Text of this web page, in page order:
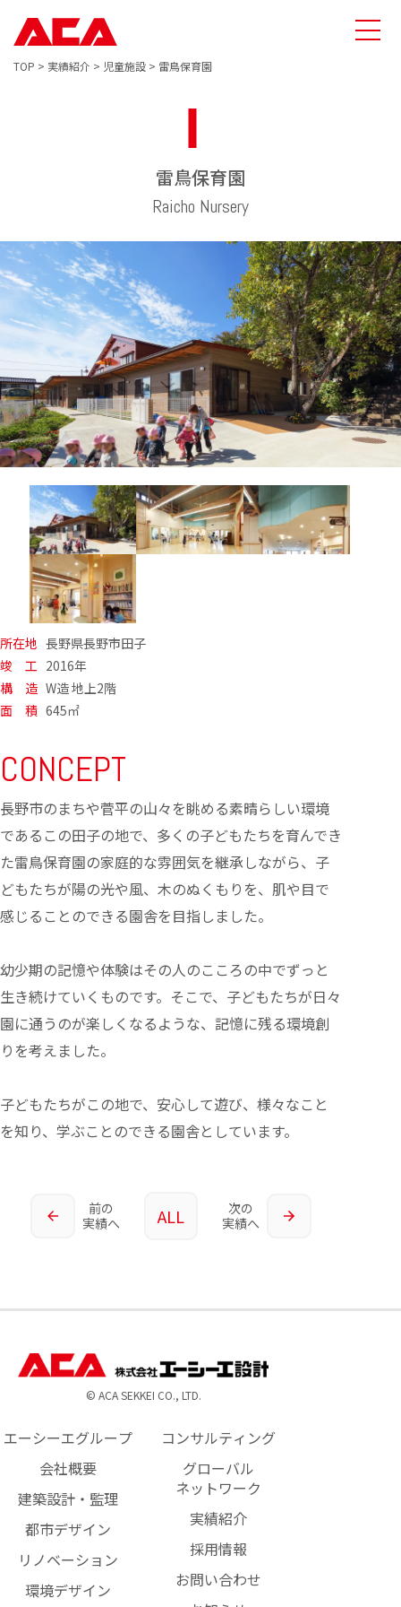
TOP > 実績紹介 > 児童施設 > 雷鳥保育園
雷鳥保育園
Raicho Nursery
所在地 長野県長野市田子
竣 工 2016年
構 造 W造 地上2階
面 積 645㎡
CONCEPT
長野市のまちや菅平の山々を眺める素晴らしい環境
であるこの田子の地で、多くの子どもたちを育んでき
た雷鳥保育園の家庭的な雰囲気を継承しながら、子
どもたちが陽の光や風、木のぬくもりを、肌や目で
感じることのできる園舎を目指しました。
幼少期の記憶や体験はその人のこころの中でずっと
生き続けていくものです。そこで、子どもたちが日々
園に通うのが楽しくなるような、記憶に残る環境創
りを考えました。
子どもたちがこの地で、安心して遊び、様々なこと
を知り、学ぶことのできる園舎としています。
前の
実績へ
ALL
次の
実績へ
© ACA SEKKEI CO., LTD.
エーシーエグループ
会社概要
建築設計・監理
都市デザイン
リノベーション
環境デザイン
コンサルティング
グローバル
ネットワーク
実績紹介
採用情報
お問い合わせ